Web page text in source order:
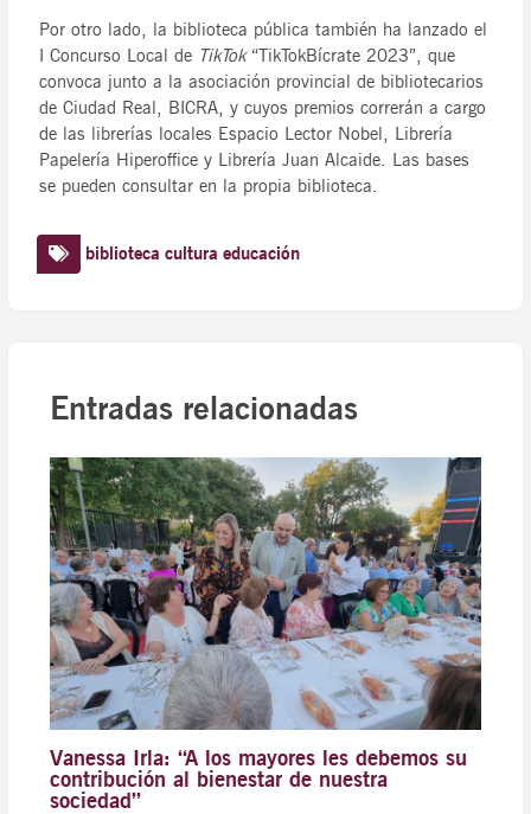
Por otro lado, la biblioteca pública también ha lanzado el
I Concurso Local de TikTok“TikTokBícrate 2023”, que
convoca junto a la asociación provincial de bibliotecarios
de Ciudad Real, BICRA, y cuyos premios correrán a cargo
de las librerías locales Espacio Lector Nobel, Librería
Papelería Hiperoffice y Librería Juan Alcaide. Las bases
se pueden consultar en la propia biblioteca.
biblioteca cultura educación
Entradas relacionadas
Vanessa Irla: “A los mayores les debemos su
contribución al bienestar de nuestra
sociedad”